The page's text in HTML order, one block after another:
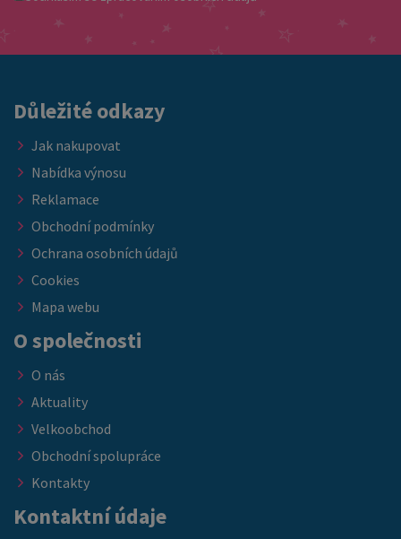
odesíláme ihned Pokud hledáte kvalitní matraci za skvělou
nebo ubytovacích kapacit. ➡️ Nabídka platí do vyprodání
Důležité odkazy
Jak nakupovat
Nabídka výnosu
Reklamace
Obchodní podmínky
Ochrana osobních údajů
Cookies
Mapa webu
O společnosti
O nás
Aktuality
Velkoobchod
Obchodní spolupráce
Kontakty
Kontaktní údaje